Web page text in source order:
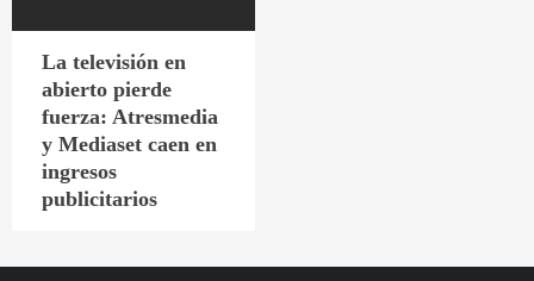
La televisión en
abierto pierde
fuerza: Atresmedia
y Mediaset caen en
ingresos
publicitarios